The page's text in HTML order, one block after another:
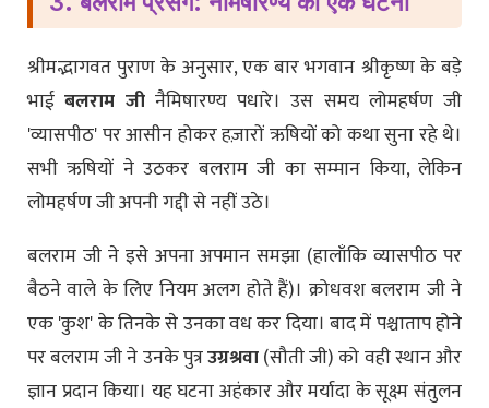
श्रीमद्भागवत पुराण के अनुसार, एक बार भगवान श्रीकृष्ण के बड़े
भाईबलराम जीनैमिषारण्य पधारे। उस समय लोमहर्षण जी
'व्यासपीठ' पर आसीन होकर हज़ारों ऋषियों को कथा सुना रहे थे।
सभी ऋषियों ने उठकर बलराम जी का सम्मान किया, लेकिन
लोमहर्षण जी अपनी गद्दी से नहीं उठे।
बलराम जी ने इसे अपना अपमान समझा (हालाँकि व्यासपीठ पर
बैठने वाले के लिए नियम अलग होते हैं)। क्रोधवश बलराम जी ने
एक 'कुश' के तिनके से उनका वध कर दिया। बाद में पश्चाताप होने
पर बलराम जी ने उनके पुत्रउग्रश्रवा(सौती जी) को वही स्थान और
ज्ञान प्रदान किया। यह घटना अहंकार और मर्यादा के सूक्ष्म संतुलन